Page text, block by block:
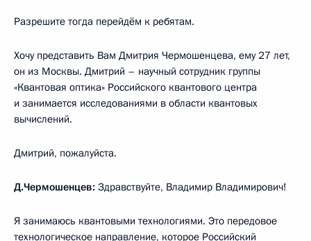
Разрешите тогда перейдём к ребятам.
Хочу представить Вам Дмитрия Чермошенцева, ему 27 лет,
он из Москвы. Дмитрий – научный сотрудник группы
«Квантовая оптика» Российского квантового центра
и занимается исследованиями в области квантовых
вычислений.
Дмитрий, пожалуйста.
Д.Чермошенцев: Здравствуйте, Владимир Владимирович!
Я занимаюсь квантовыми технологиями. Это передовое
технологическое направление, которое Российский